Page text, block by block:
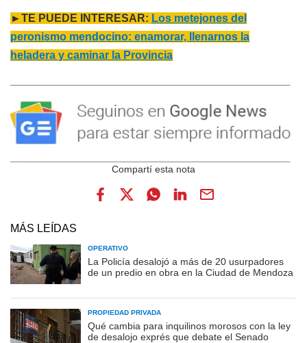
►TE PUEDE INTERESAR: Los metejones del
peronismo mendocino: enamorar, llenarnos la
heladera y caminar la Provincia
MÁS LEÍDAS
OPERATIVO
La Policía desalojó a más de 20 usurpadores
de un predio en obra en la Ciudad de Mendoza
PROPIEDAD PRIVADA
Qué cambia para inquilinos morosos con la ley
de desalojo exprés que debate el Senado